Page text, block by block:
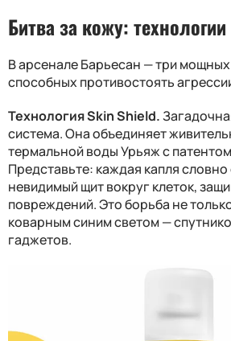
Битва за кожу:
В арсенале Барьесан — три
способных противостоять
Технология Skin Shield.
система. Она объединяет
термальной воды Урьяж с
Представьте: каждая капля словно
невидимый щит вокруг клеток,
повреждений. Это борьба не
коварным синим светом —
гаджетов.